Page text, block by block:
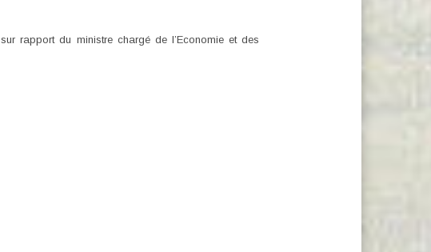
rapport du ministre chargé de l’Economie et des